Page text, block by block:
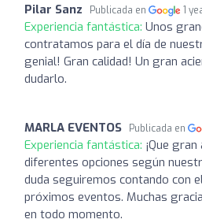
Pilar Sanz Publicada en 1
Experiencia fantástica: Unos
contratamos para el día de
genial! Gran calidad! Un gran
dudarlo.
MARLA EVENTOS Publicada en
Experiencia fantástica: ¡Que
diferentes opciones según
duda seguiremos contando con
próximos eventos. Muchas
en todo momento.